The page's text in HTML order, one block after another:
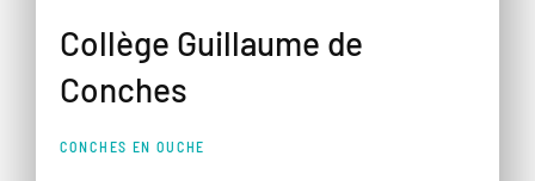
Collège Guillaume de
Conches
CONCHES EN OUCHE